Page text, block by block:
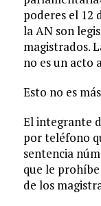
poderes el 12
la AN son
magistrados.
no es un acto
Esto no es
El integrante
por teléfono
sentencia
que le
de los